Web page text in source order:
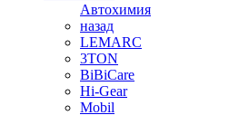
Автохимия
назад
LEMARC
3TON
BiBiCare
Hi-Gear
Mobil